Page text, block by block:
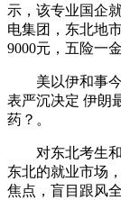
示，该专业国企
电集团，东北地
9000元，五险一
美以伊和事今
表严沉决定 伊朗
药？。
对东北考生和
东北的就业市场
焦点，盲目跟风